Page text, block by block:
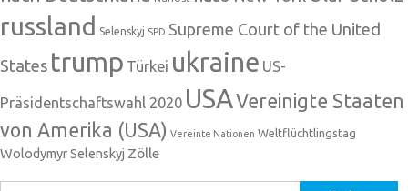
russland Selenskyj SPD Supreme Court of the United
States trump Türkei ukraine US-
Präsidentschaftswahl 2020 USAVereinigte Staaten
von Amerika (USA) Vereinte Nationen Weltflüchtlingstag
Wolodymyr Selenskyj Zölle